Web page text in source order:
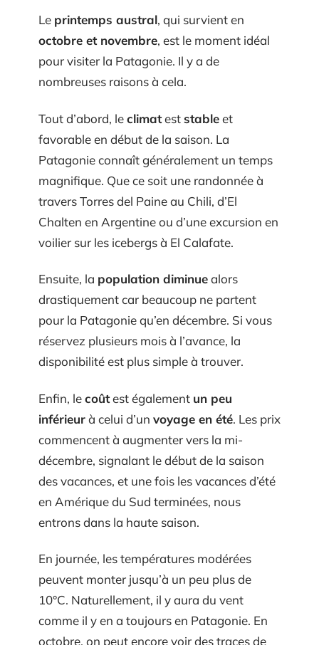
Le printemps austral, qui survient en
octobre et novembre, est le moment idéal
pour visiter la Patagonie. Il y a de
nombreuses raisons à cela.
Tout d’abord, leclimateststableet
favorable en début de la saison. La
Patagonie connaît généralement un temps
magnifique. Que ce soit une randonnée à
travers Torres del Paine au Chili, d’El
Chalten en Argentine ou d’une excursion en
voilier sur les icebergs à El Calafate.
Ensuite, la population diminuealors
drastiquement car beaucoup ne partent
pour la Patagonie qu’en décembre. Si vous
réservez plusieurs mois à l’avance, la
disponibilité est plus simple à trouver.
Enfin, lecoûtest également un peu
inférieurà celui d’un voyage en été. Les prix
commencent à augmenter vers la mi-
décembre, signalant le début de la saison
des vacances, et une fois les vacances d’été
en Amérique du Sud terminées, nous
entrons dans la haute saison.
En journée, les températures modérées
peuvent monter jusqu’à un peu plus de
10°C. Naturellement, il y aura du vent
comme il y en a toujours en Patagonie. En
octobre, on peut encore voir des traces de